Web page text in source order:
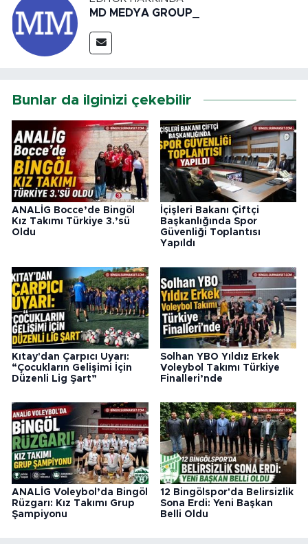
MD MEDYA GROUP_
Bunlar da ilginizi çekebilir
ANALİG Bocce’de Bingöl
Kız Takımı Türkiye 3.’sü
Oldu
İçişleri Bakanı Çiftçi
Başkanlığında Spor
Güvenliği Toplantısı
Yapıldı
Kıtay'dan Çarpıcı Uyarı:
“Çocukların Gelişimi İçin
Düzenli Lig Şart”
Solhan YBO Yıldız Erkek
Voleybol Takımı Türkiye
Finalleri’nde
ANALİG Voleybol’da Bingöl
Rüzgarı: Kız Takımı Grup
Şampiyonu
12 Bingölspor'da Belirsizlik
Sona Erdi: Yeni Başkan
Belli Oldu